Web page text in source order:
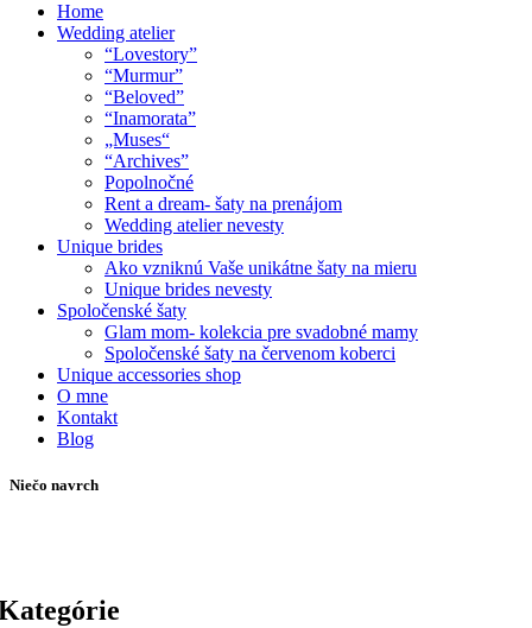
Home
Wedding atelier
“Lovestory”
“Murmur”
“Beloved”
“Inamorata”
„Muses“
“Archives”
Popolnočné
Rent a dream- šaty na prenájom
Wedding atelier nevesty
Unique brides
Ako vzniknú Vaše unikátne šaty na mieru
Unique brides nevesty
Spoločenské šaty
Glam mom- kolekcia pre svadobné mamy
Spoločenské šaty na červenom koberci
Unique accessories shop
O mne
Kontakt
Blog
Niečo navrch